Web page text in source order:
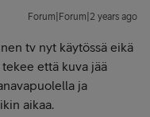
Forum|Forum|2 years ago
tv nyt käytössä eikä
että kuva jää
ja
aikaa.